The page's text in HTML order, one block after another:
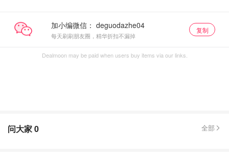
加小编微信：
每天刷刷朋友圈，精华折扣不漏掉
复制
Dealmoon may be paid when users buy items via our links.
问大家0 全部